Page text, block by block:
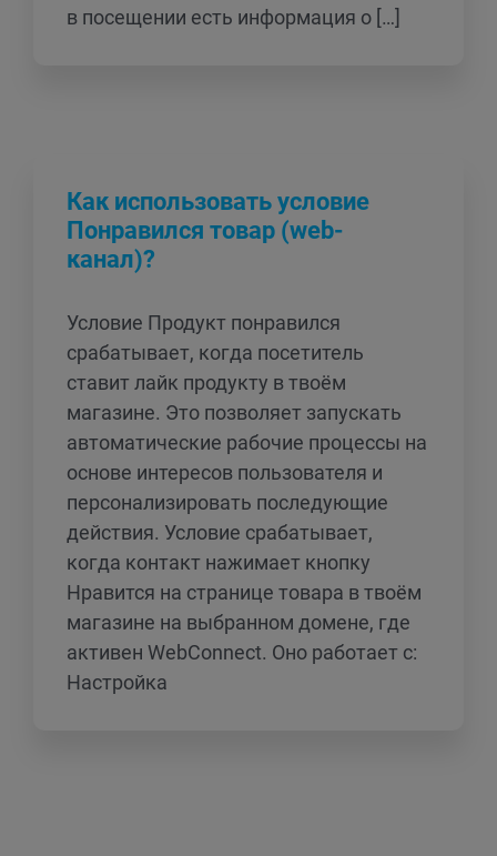
в посещении есть информация о […]
Как использовать условие
Понравился товар (web-
канал)?
Условие Продукт понравился
срабатывает, когда посетитель
ставит лайк продукту в твоём
магазине. Это позволяет запускать
автоматические рабочие процессы на
основе интересов пользователя и
персонализировать последующие
действия. Условие срабатывает,
когда контакт нажимает кнопку
Нравится на странице товара в твоём
магазине на выбранном домене, где
активен WebConnect. Оно работает с:
Настройка